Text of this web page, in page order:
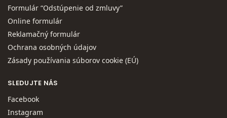
Formulár “Odstúpenie od zmluvy”
Online formulár
Reklamačný formulár
Ochrana osobných údajov
Zásady používania súborov cookie (EÚ)
SLEDUJTE NÁS
Facebook
Instagram